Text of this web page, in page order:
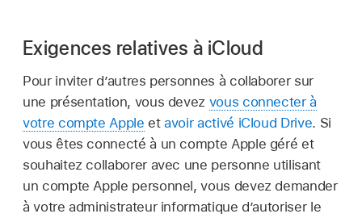
Exigences relatives à iCloud
Pour inviter d’autres personnes à collaborer sur
une présentation, vous devez vous connecter à
votre compte Apple etavoir activé iCloud Drive. Si
vous êtes connecté à un compte Apple géré et
souhaitez collaborer avec une personne utilisant
un compte Apple personnel, vous devez demander
à votre administrateur informatique d’autoriser le